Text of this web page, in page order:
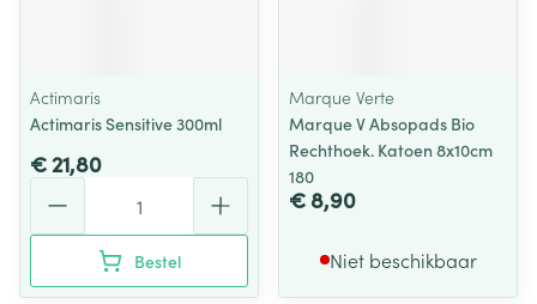
Actimaris
Actimaris Sensitive 300ml
€ 21,80
Bestel
Marque Verte
Marque V Absopads Bio
Rechthoek. Katoen 8x10cm
180
€ 8,90
Niet beschikbaar